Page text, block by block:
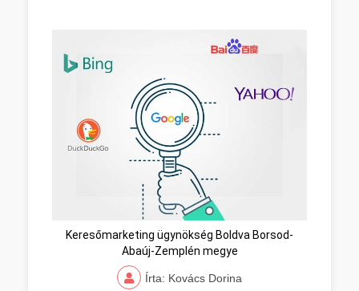
Keresőmarketing ügynökség Boldva Borsod-
Abaúj-Zemplén megye
Írta: Kovács Dorina